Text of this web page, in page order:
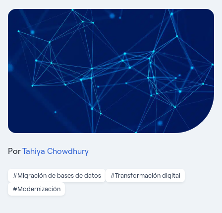
Recursos
PorTahiya Chowdhury
#Migración de bases de datos
#Transformación digital
#Modernización